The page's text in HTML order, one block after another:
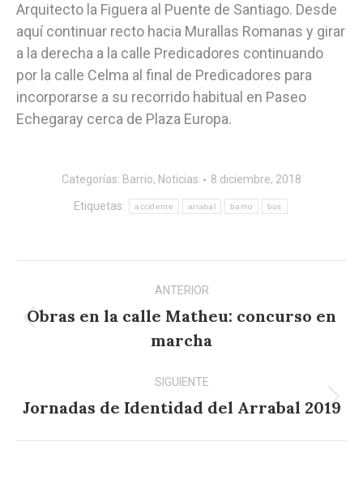
Arquitecto la Figuera al Puente de Santiago. Desde
aquí continuar recto hacia Murallas Romanas y girar
a la derecha a la calle Predicadores continuando
por la calle Celma al final de Predicadores para
incorporarse a su recorrido habitual en Paseo
Echegaray cerca de Plaza Europa.
Categorías: Barrio, Noticias 8 diciembre, 2018
Etiquetas: accidente arrabal barrio bus
Navegación
entre
publicaciones
ANTERIOR
Publicación
anterior:
Obras en la calle Matheu: concurso en
marcha
SIGUIENTE
Publicación
Jornadas de Identidad del Arrabal 2019